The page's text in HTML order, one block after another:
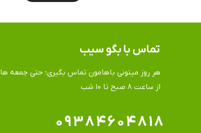
هر روز میتونی باهامون تماس بگیری؛ حتی جمعه ها
​​​​​​​از ساعت ۸ صبح تا ۱۰ شب
تماس​​​​​​​ با بگو سیب
۰۹۳۸۴۶۰۴۸۱۸